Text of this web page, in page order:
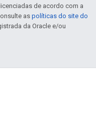
de acordo com a
aspolíticas do site do
da Oracle e/ou